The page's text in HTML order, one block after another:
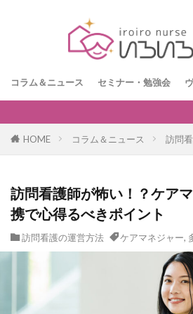
コラム＆ニュース セミナー・勉強会
【訪問看護経営者限定】
HOME コラム＆ニュース 訪問
訪問看護師が怖い！？ケア
携で心得るべきポイント
訪問看護の運営方法 ケアマネジャー,